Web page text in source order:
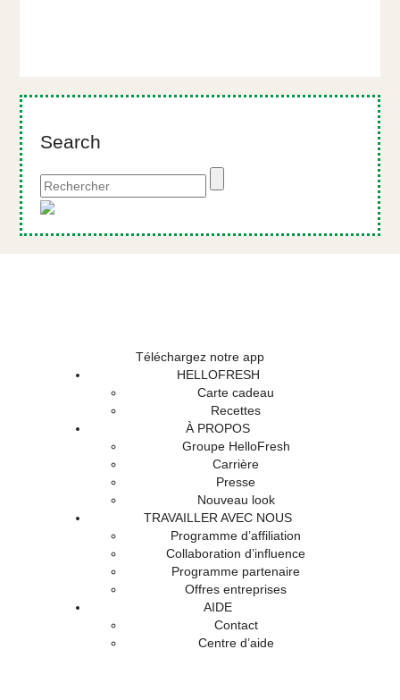
Search
Téléchargez notre app
HELLOFRESH
Carte cadeau
Recettes
À PROPOS
Groupe HelloFresh
Carrière
Presse
Nouveau look
TRAVAILLER AVEC NOUS
Programme d’affiliation
Collaboration d’influence
Programme partenaire
Offres entreprises
AIDE
Contact
Centre d’aide